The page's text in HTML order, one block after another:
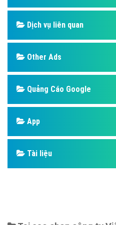
Design
SEO
Banner
Facebook
Google